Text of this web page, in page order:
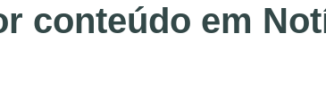
conteúdo em